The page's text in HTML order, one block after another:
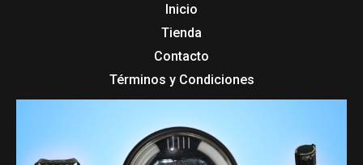
Inicio
Tienda
Contacto
Términos y Condiciones